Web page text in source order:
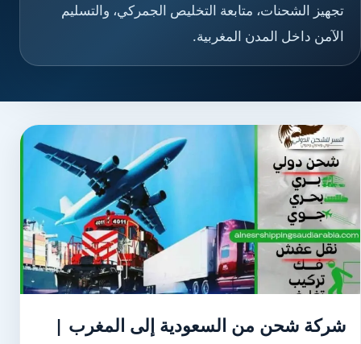
تجهيز الشحنات، متابعة التخليص الجمركي، والتسليم
الآمن داخل المدن المغربية.
شركة شحن من السعودية إلى المغرب |